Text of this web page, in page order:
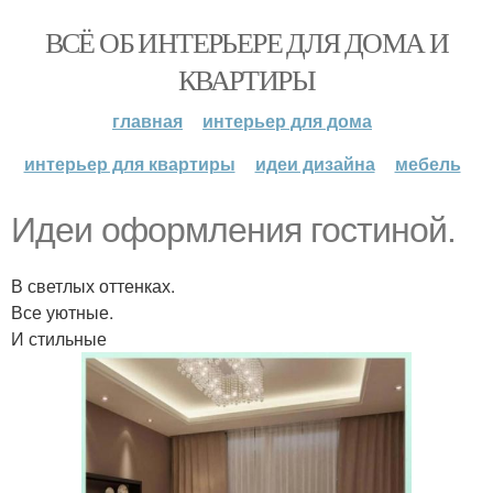
ВСЁ ОБ ИНТЕРЬЕРЕ ДЛЯ ДОМА И
КВАРТИРЫ
главная
интерьер для дома
интерьер для квартиры
идеи дизайна мебель
Идеи оформления гостиной.
В светлых оттенках.
Все уютные.
И стильные